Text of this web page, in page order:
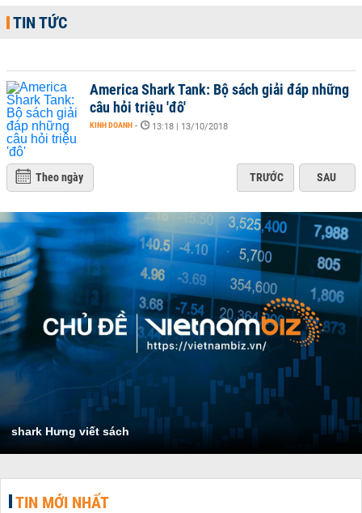
TIN TỨC
America Shark Tank: Bộ sách giải đáp những
câu hỏi triệu 'đô'
KINH DOANH - 13:18 | 13/10/2018
Theo ngày TRƯỚC SAU
shark Hưng viết sách
TIN MỚI NHẤT